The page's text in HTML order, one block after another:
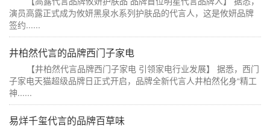
演员高露正式成为攸妍黑泉水系列护肤品的代言人，这是攸妍品牌
签约......
井柏然代言的品牌西门子家电
【井柏然代言品牌西门子家电 引领家电行业发展】 据悉，西门
子家电天猫超级品牌日正式开启，品牌全新代言人井柏然化身“精工
神......
易烊千玺代言的品牌百草味